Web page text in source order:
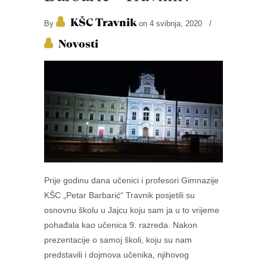
By KŠC Travnik on 4 svibnja, 2020 /
Novosti
Prije godinu dana učenici i profesori Gimnazije
KŠC „Petar Barbarić“ Travnik posjetili su
osnovnu školu u Jajcu koju sam ja u to vrijeme
pohađala kao učenica 9. razreda. Nakon
prezentacije o samoj školi, koju su nam
predstavili i dojmova učenika, njihovog